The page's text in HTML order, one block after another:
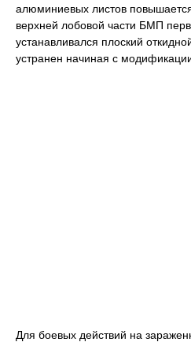
алюминиевых листов
верхней лобовой части БМП
устанавливался плоский
устранен начиная с
Для боевых действий на